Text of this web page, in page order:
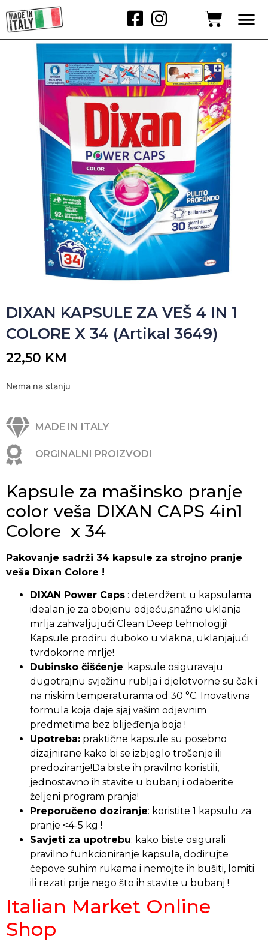
DIXAN KAPSULE ZA VEŠ 4 IN 1
COLORE X 34 (Artikal 3649)
22,50 KM
Nema na stanju
MADE IN ITALY
ORGINALNI PROIZVODI
Kapsule za mašinsko pranje
color veša DIXAN CAPS 4in1
Colore x 34
Pakovanje sadrži 34 kapsule za strojno pranje
veša Dixan Colore !
DIXAN Power Caps : deterdžent u kapsulama
idealan je za obojenu odjeću,snažno uklanja
mrlja zahvaljujući Clean Deep tehnologiji!
Kapsule prodiru duboko u vlakna, uklanjajući
tvrdokorne mrlje!
Dubinsko čišćenje: kapsule osiguravaju
dugotrajnu svježinu rublja i djelotvorne su čak i
na niskim temperaturama od 30 °C. Inovativna
formula koja daje sjaj vašim odjevnim
predmetima bez blijeđenja boja !
Upotreba: praktične kapsule su posebno
dizajnirane kako bi se izbjeglo trošenje ili
predoziranje! Da biste ih pravilno koristili,
jednostavno ih stavite u bubanj i odaberite
željeni program pranja!
Preporučeno doziranje: koristite 1 kapsulu za
pranje <4-5 kg !
Savjeti za upotrebu: kako biste osigurali
pravilno funkcioniranje kapsula, dodirujte
čepove suhim rukama i nemojte ih bušiti, lomiti
ili rezati prije nego što ih stavite u bubanj !
Italian Market Online
Shop